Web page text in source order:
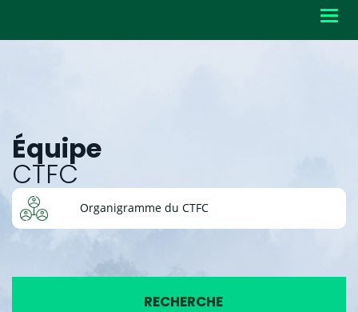
Équipe
CTFC
Organigramme du CTFC
RECHERCHE